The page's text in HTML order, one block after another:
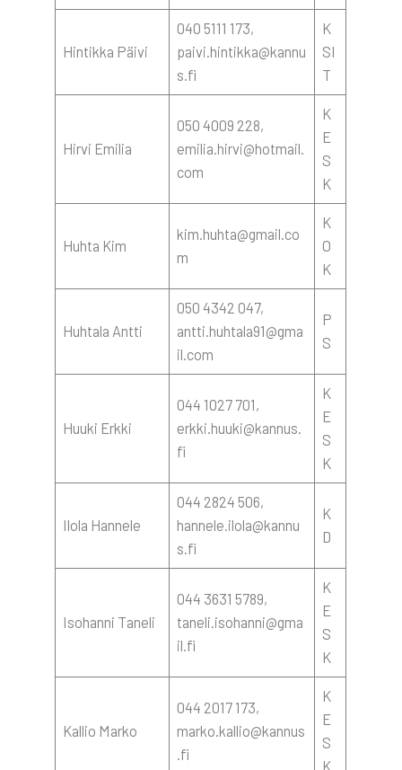
Hin­tik­ka Päi­vi
040 5111 173,
paivi.hintikka@kannu
s.fi
K
SI
T
Hir­vi Emi­lia
050 4009 228,
emilia.hirvi@hotmail.
com
K
E
S
K
Huh­ta Kim
kim.huhta@gmail.co
m
K
O
K
Huh­ta­la Ant­ti
050 4342 047,
antti.huhtala91@gma
il.com
P
S
Huu­ki Erk­ki
044 1027 701,
erkki.huuki@kannus.
fi
K
E
S
K
Ilo­la Han­ne­le
044 2824 506,
hannele.ilola@kannu
s.fi
K
D
Iso­han­ni Tane­li
044 3631 5789,
taneli.isohanni@gma
il.fi
K
E
S
K
Kal­lio Mar­ko
044 2017 173,
marko.kallio@kannus
.fi
K
E
S
K